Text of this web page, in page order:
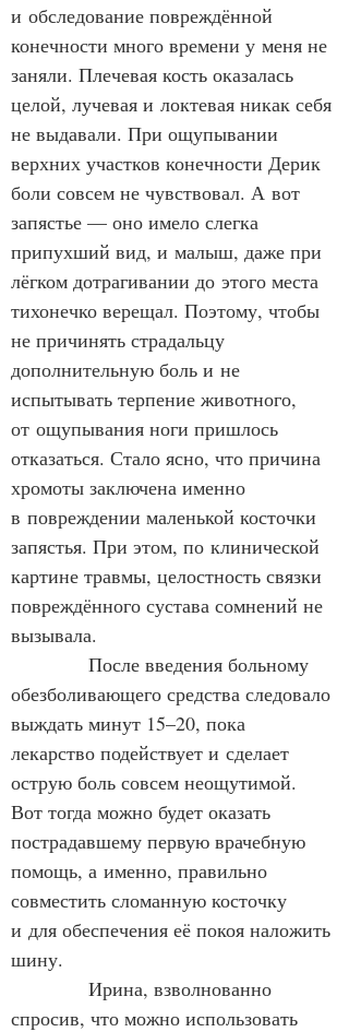
и обследование повреждённой
конечности много времени у меня не
заняли. Плечевая кость оказалась
целой, лучевая и локтевая никак себя
не выдавали. При ощупывании
верхних участков конечности Дерик
боли совсем не чувствовал. А вот
запястье — оно имело слегка
припухший вид, и малыш, даже при
лёгком дотрагивании до этого места
тихонечко верещал. Поэтому, чтобы
не причинять страдальцу
дополнительную боль и не
испытывать терпение животного,
от ощупывания ноги пришлось
отказаться. Стало ясно, что причина
хромоты заключена именно
в повреждении маленькой косточки
запястья. При этом, по клинической
картине травмы, целостность связки
повреждённого сустава сомнений не
вызывала.
После введения больному
обезболивающего средства следовало
выждать минут 15–20, пока
лекарство подействует и сделает
острую боль совсем неощутимой.
Вот тогда можно будет оказать
пострадавшему первую врачебную
помощь, а именно, правильно
совместить сломанную косточку
и для обеспечения её покоя наложить
шину.
Ирина, взволнованно
спросив, что можно использовать